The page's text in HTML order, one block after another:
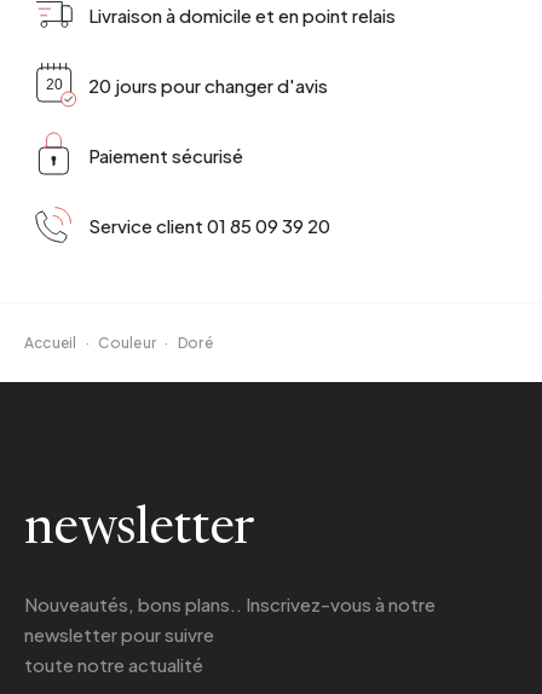
Livraison à domicile et en point relais
20 jours pour changer d'avis
Paiement sécurisé
Service client 01 85 09 39 20
Accueil · Couleur · Doré
newsletter
Nouveautés, bons plans.. Inscrivez-vous à notre
newsletterpour suivre
toute notre actualité